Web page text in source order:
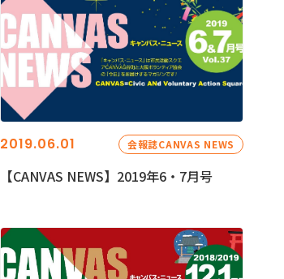
2019.06.01 会報誌CANVAS NEWS
【CANVAS NEWS】2019年6・7月号